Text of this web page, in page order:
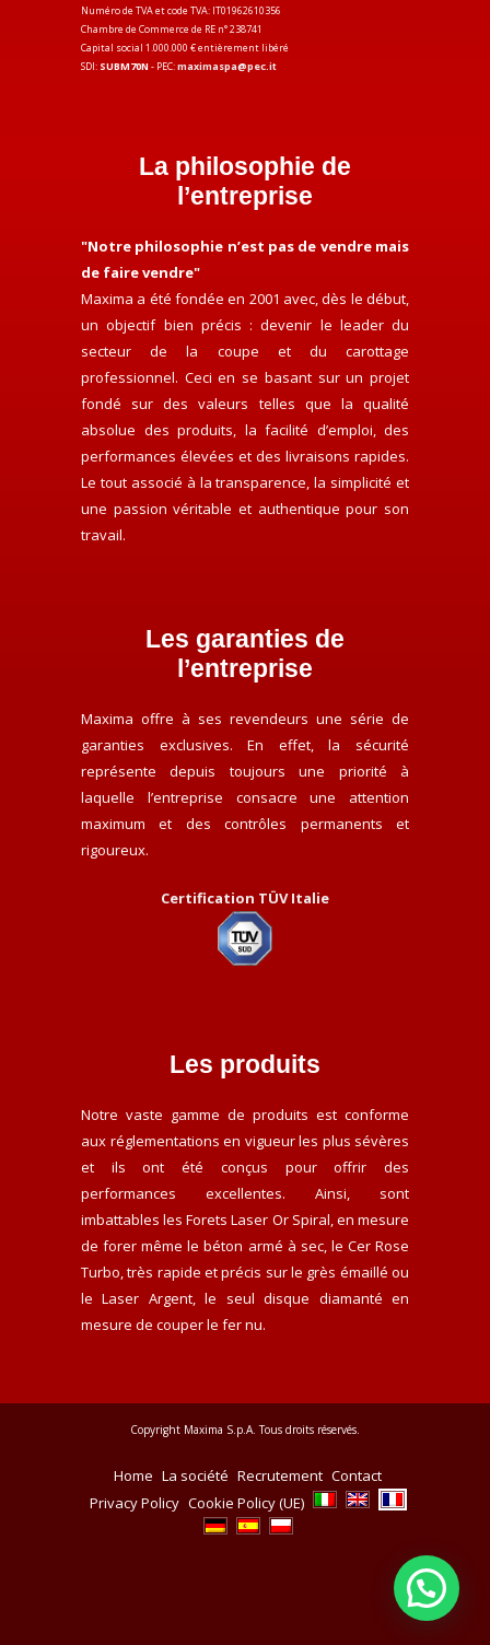
Numéro de TVA et code TVA: IT01962610356
Chambre de Commerce de RE n° 238741
Capital social 1.000.000 € entièrement libéré
SDI: SUBM70N - PEC:maximaspa@pec.it
La philosophie de
l’entreprise
"Notre philosophie n’est pas de vendre mais
de faire vendre"
Maxima a été fondée en 2001 avec, dès le début,
un objectif bien précis : devenir le leader du
secteur de la coupe et du carottage
professionnel. Ceci en se basant sur un projet
fondé sur des valeurs telles que la qualité
absolue des produits, la facilité d’emploi, des
performances élevées et des livraisons rapides.
Le tout associé à la transparence, la simplicité et
une passion véritable et authentique pour son
travail.
Les garanties de
l’entreprise
Maxima offre à ses revendeurs une série de
garanties exclusives. En effet, la sécurité
représente depuis toujours une priorité à
laquelle l’entreprise consacre une attention
maximum et des contrôles permanents et
rigoureux.
Certification TÜV Italie
Les produits
Notre vaste gamme de produits est conforme
aux réglementations en vigueur les plus sévères
et ils ont été conçus pour offrir des
performances excellentes. Ainsi, sont
imbattables les Forets Laser Or Spiral, en mesure
de forer même le béton armé à sec, le Cer Rose
Turbo, très rapide et précis sur le grès émaillé ou
le Laser Argent, le seul disque diamanté en
mesure de couper le fer nu.
Copyright Maxima S.p.A. Tous droits réservés.
Home La société Recrutement Contact
Privacy Policy Cookie Policy (UE)